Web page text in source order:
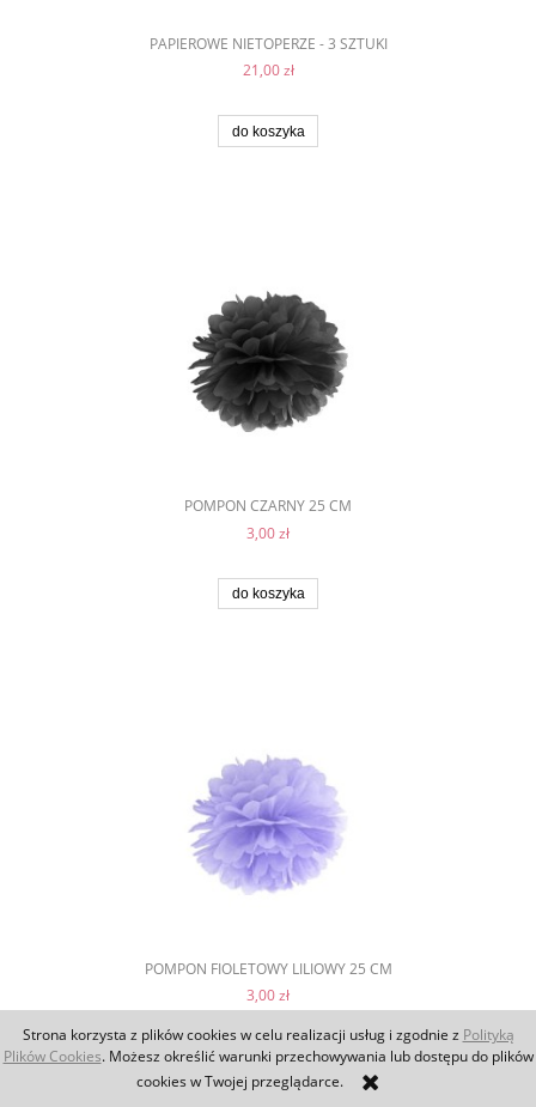
Strona korzysta z plików cookies w celu realizacji usług i zgodnie z Polityką
Plików Cookies. Możesz określić warunki przechowywania lub dostępu do plików
cookies w Twojej przeglądarce.
PAPIEROWE NIETOPERZE - 3 SZTUKI
21,00 zł
do koszyka
POMPON CZARNY 25 CM
3,00 zł
do koszyka
POMPON FIOLETOWY LILIOWY 25 CM
3,00 zł
do koszyka